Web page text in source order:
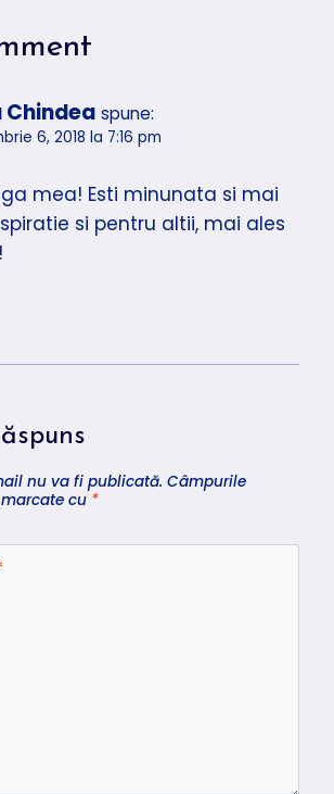
Chindea spune:
6, 2018 la 7:16 pm
mea! Esti minunata si mai
si pentru altii, mai ales
nu va fi publicată. Câmpurile
cu *